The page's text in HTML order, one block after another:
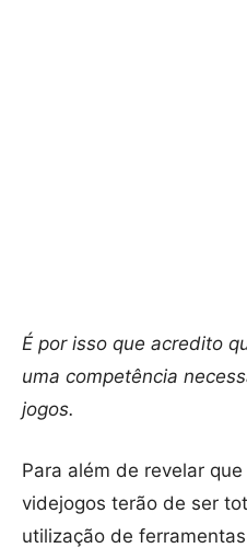
É por isso que acredito
uma competência
jogos.
Para além de revelar
videjogos terão de ser
utilização de